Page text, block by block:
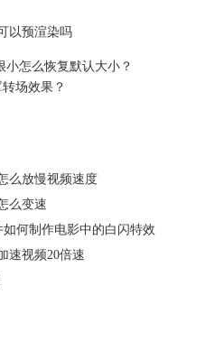
使用终极秘籍了。没错，就是
毫无卡顿的预览自己的工程。
染按钮，该如何操作呢？
渲染视频窗口，选择与项目属性
即可开始预渲染。
以预渲染吗
小怎么恢复默认大小？
场效果？
么放慢视频速度
么变速
如何制作电影中的白闪特效
速视频20倍速